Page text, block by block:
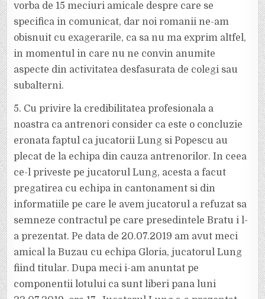
vorba de 15 meciuri amicale despre care se
specifica in comunicat, dar noi romanii ne-am
obisnuit cu exagerarile, ca sa nu ma exprim altfel,
in momentul in care nu ne convin anumite
aspecte din activitatea desfasurata de colegi sau
subalterni.
5. Cu privire la credibilitatea profesionala a
noastra ca antrenori consider ca este o concluzie
eronata faptul ca jucatorii Lung si Popescu au
plecat de la echipa din cauza antrenorilor. In ceea
ce-l priveste pe jucatorul Lung, acesta a facut
pregatirea cu echipa in cantonament si din
informatiile pe care le avem jucatorul a refuzat sa
semneze contractul pe care presedintele Bratu i l-
a prezentat. Pe data de 20.07.2019 am avut meci
amical la Buzau cu echipa Gloria, jucatorul Lung
fiind titular. Dupa meci i-am anuntat pe
componentii lotului ca sunt liberi pana luni